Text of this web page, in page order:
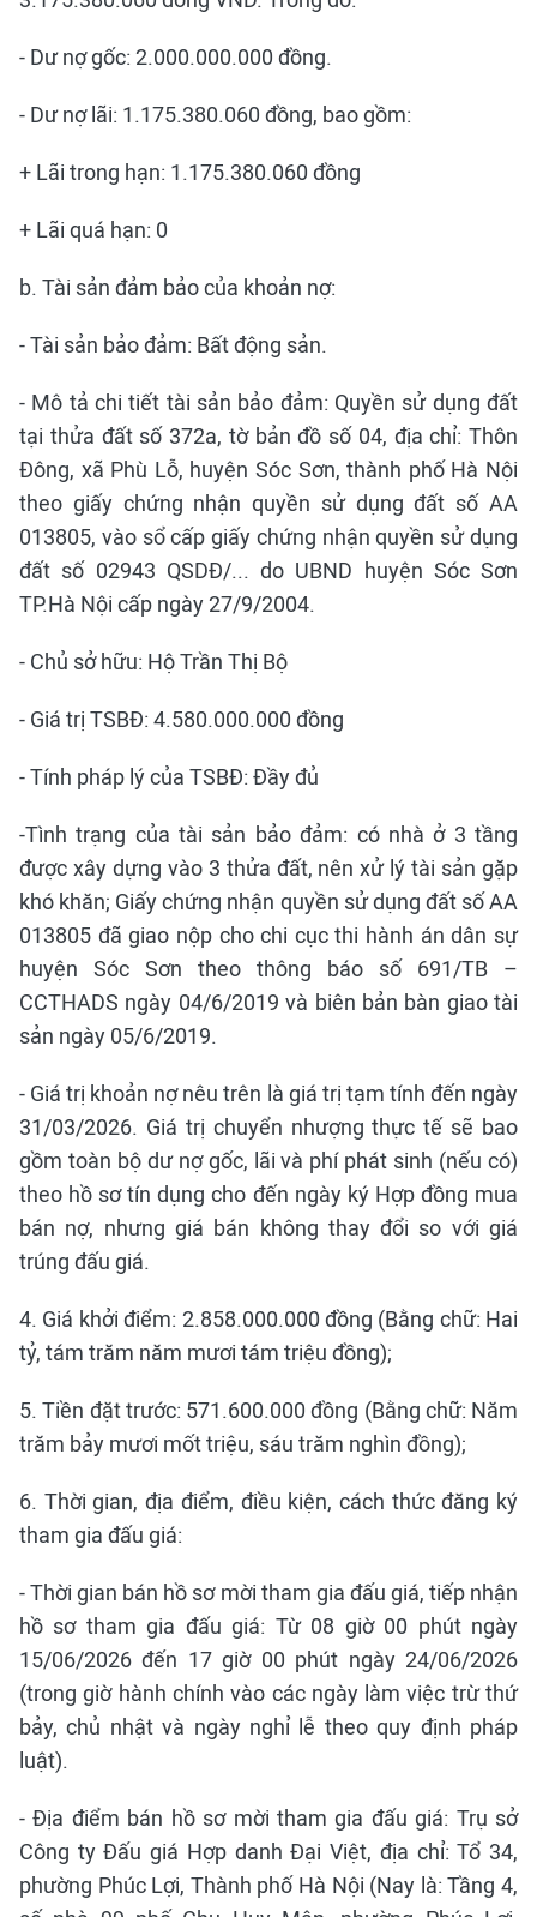
- Dư nợ gốc: 2.000.000.000 đồng.
- Dư nợ lãi: 1.175.380.060 đồng, bao gồm:
+ Lãi trong hạn: 1.175.380.060 đồng
+ Lãi quá hạn: 0
b. Tài sản đảm bảo của khoản nợ:
- Tài sản bảo đảm: Bất động sản.
- Mô tả chi tiết tài sản bảo đảm: Quyền sử dụng đất
tại thửa đất số 372a, tờ bản đồ số 04, địa chỉ: Thôn
Đông, xã Phù Lỗ, huyện Sóc Sơn, thành phố Hà Nội
theo giấy chứng nhận quyền sử dụng đất số AA
013805, vào sổ cấp giấy chứng nhận quyền sử dụng
đất số 02943 QSDĐ/... do UBND huyện Sóc Sơn
TP.Hà Nội cấp ngày 27/9/2004.
- Chủ sở hữu: Hộ Trần Thị Bộ
- Giá trị TSBĐ: 4.580.000.000 đồng
- Tính pháp lý của TSBĐ: Đầy đủ
-Tình trạng của tài sản bảo đảm: có nhà ở 3 tầng
được xây dựng vào 3 thửa đất, nên xử lý tài sản gặp
khó khăn; Giấy chứng nhận quyền sử dụng đất số AA
013805 đã giao nộp cho chi cục thi hành án dân sự
huyện Sóc Sơn theo thông báo số 691/TB –
CCTHADS ngày 04/6/2019 và biên bản bàn giao tài
sản ngày 05/6/2019.
- Giá trị khoản nợ nêu trên là giá trị tạm tính đến ngày
31/03/2026. Giá trị chuyển nhượng thực tế sẽ bao
gồm toàn bộ dư nợ gốc, lãi và phí phát sinh (nếu có)
theo hồ sơ tín dụng cho đến ngày ký Hợp đồng mua
bán nợ, nhưng giá bán không thay đổi so với giá
trúng đấu giá.
4. Giá khởi điểm: 2.858.000.000 đồng (Bằng chữ: Hai
tỷ, tám trăm năm mươi tám triệu đồng);
5. Tiền đặt trước: 571.600.000 đồng (Bằng chữ: Năm
trăm bảy mươi mốt triệu, sáu trăm nghìn đồng);
6. Thời gian, địa điểm, điều kiện, cách thức đăng ký
tham gia đấu giá:
- Thời gian bán hồ sơ mời tham gia đấu giá, tiếp nhận
hồ sơ tham gia đấu giá: Từ 08 giờ 00 phút ngày
15/06/2026 đến 17 giờ 00 phút ngày 24/06/2026
(trong giờ hành chính vào các ngày làm việc trừ thứ
bảy, chủ nhật và ngày nghỉ lễ theo quy định pháp
luật).
- Địa điểm bán hồ sơ mời tham gia đấu giá: Trụ sở
Công ty Đấu giá Hợp danh Đại Việt, địa chỉ: Tổ 34,
phường Phúc Lợi, Thành phố Hà Nội (Nay là: Tầng 4,